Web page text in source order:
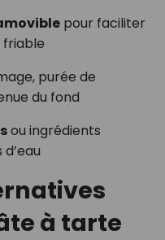
pour faciliter
friable
purée de
du fond
ou ingrédients
à tarte